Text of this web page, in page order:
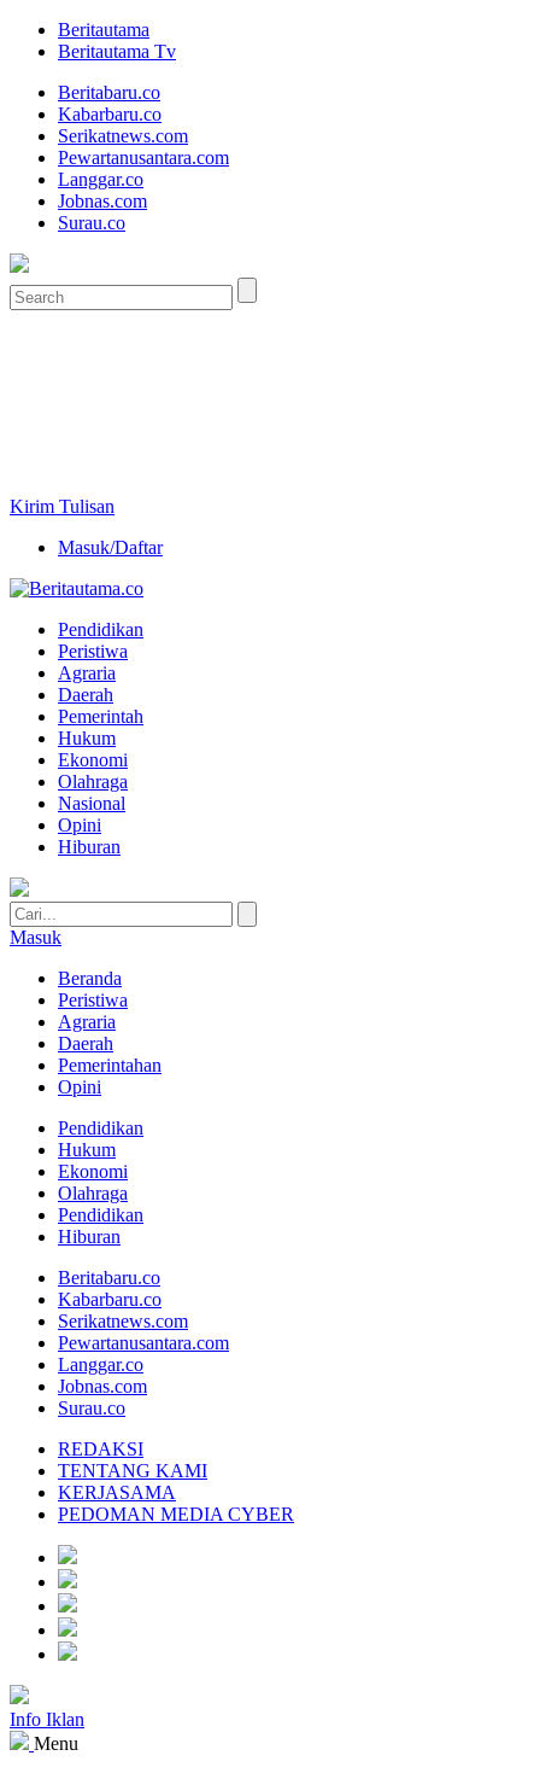
Beritautama
Beritautama Tv
Beritabaru.co
Kabarbaru.co
Serikatnews.com
Pewartanusantara.com
Langgar.co
Jobnas.com
Surau.co
Kirim Tulisan
Masuk/Daftar
Pendidikan
Peristiwa
Agraria
Daerah
Pemerintah
Hukum
Ekonomi
Olahraga
Nasional
Opini
Hiburan
Masuk
Beranda
Peristiwa
Agraria
Daerah
Pemerintahan
Opini
Pendidikan
Hukum
Ekonomi
Olahraga
Pendidikan
Hiburan
Beritabaru.co
Kabarbaru.co
Serikatnews.com
Pewartanusantara.com
Langgar.co
Jobnas.com
Surau.co
REDAKSI
TENTANG KAMI
KERJASAMA
PEDOMAN MEDIA CYBER
Info Iklan
Menu